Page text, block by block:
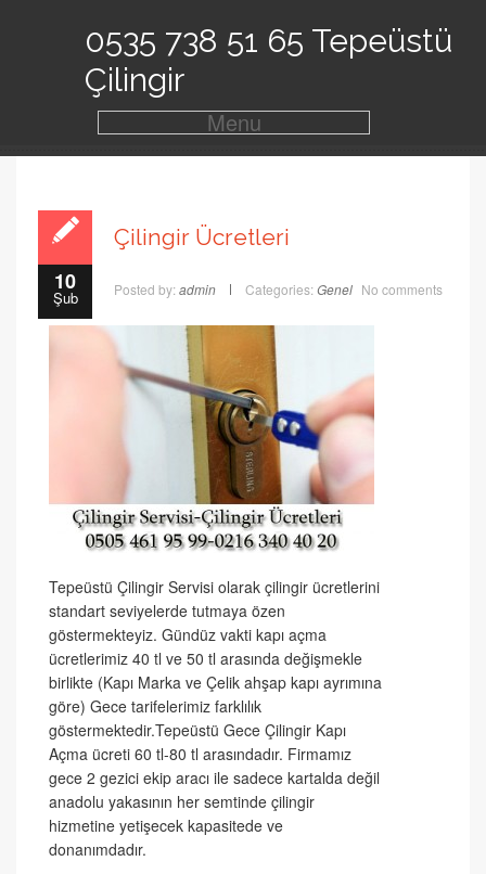
0535 738 51 65 Tepeüstü
Çilingir
Menu
10
Şub
Çilingir Ücretleri
Posted by: admin Categories: Genel No comments
Tepeüstü Çilingir Servisi olarak çilingir ücretlerini
standart seviyelerde tutmaya özen
göstermekteyiz. Gündüz vakti kapı açma
ücretlerimiz 40 tl ve 50 tl arasında değişmekle
birlikte (Kapı Marka ve Çelik ahşap kapı ayrımına
göre) Gece tarifelerimiz farklılık
göstermektedir.Tepeüstü Gece Çilingir Kapı
Açma ücreti 60 tl-80 tl arasındadır. Firmamız
gece 2 gezici ekip aracı ile sadece kartalda değil
anadolu yakasının her semtinde çilingir
hizmetine yetişecek kapasitede ve
donanımdadır.